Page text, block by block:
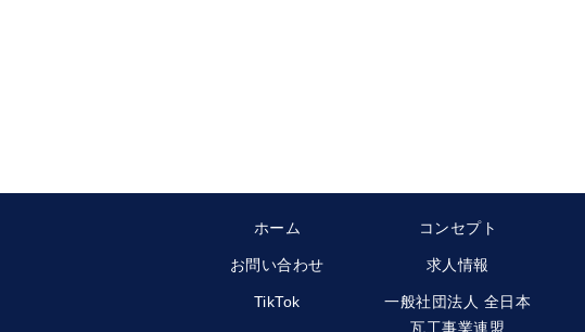
ホーム コンセプト
お問い合わせ 求人情報
TikTok
一般社団法人 全日本
瓦工事業連盟